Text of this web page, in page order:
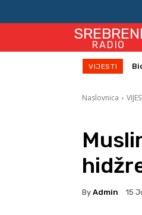
SREBRENI
RADIO
VIJESTI
Naslovnica
By Admin 15